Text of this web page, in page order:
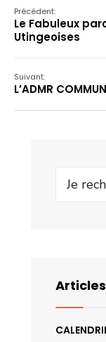
Précédent:
Le Fabuleux
Utingeoises
Suivant:
L’ADMR
Search